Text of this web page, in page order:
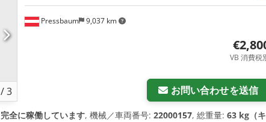
/3
Pressbaum 9,037 km
VB 消費税
お問い合わせを送信
完全に稼働しています, 機械／車両番号: 22000157, 総重量: 63 kg（キ